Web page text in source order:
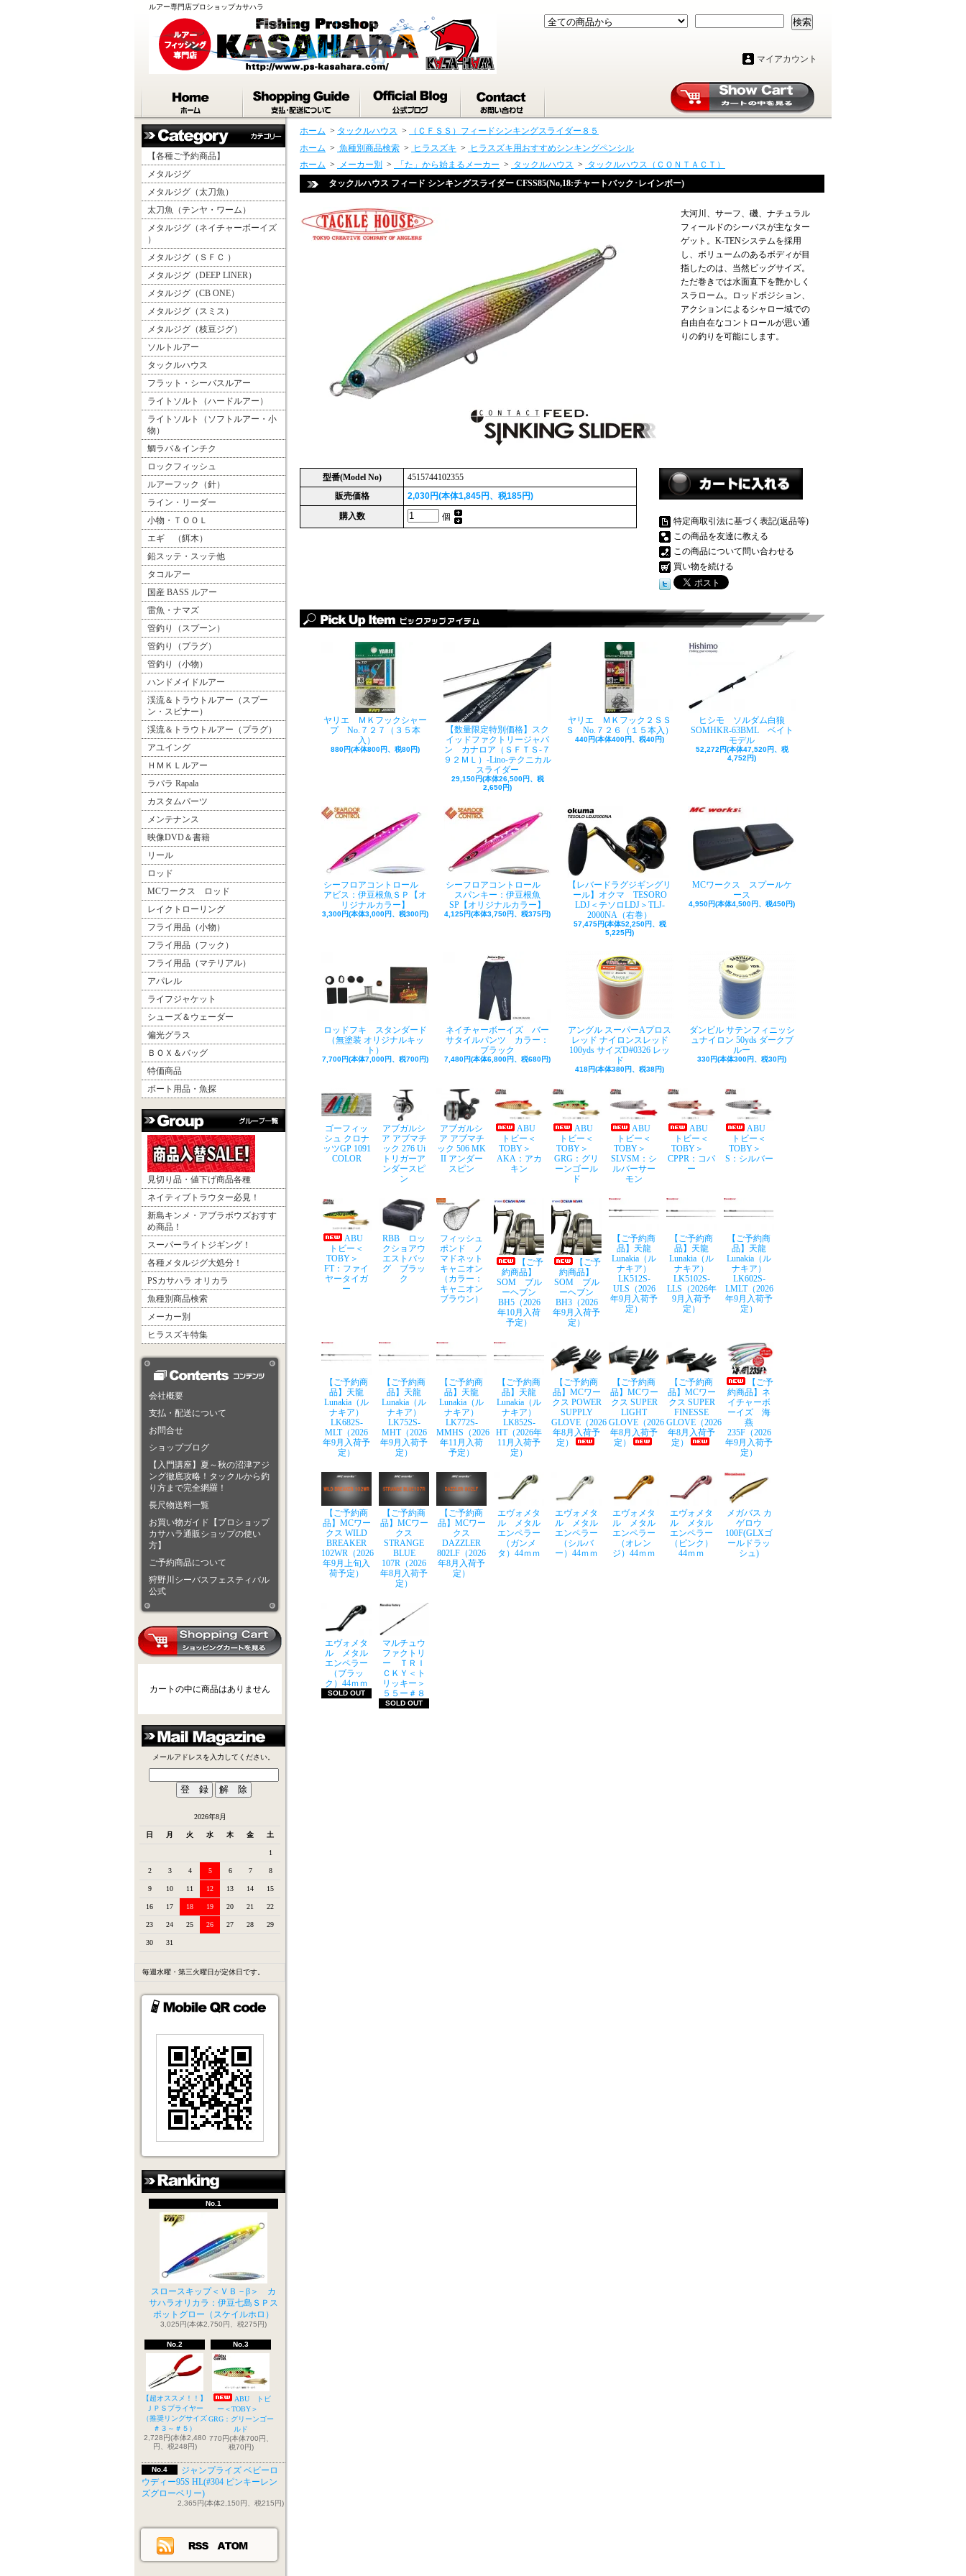
ルアー専門店プロショップカサハラ
検索
マイアカウント
【各種ご予約商品】
メタルジグ
メタルジグ（太刀魚）
太刀魚（テンヤ・ワーム）
メタルジグ（ネイチャーボーイズ
）
メタルジグ（ＳＦＣ ）
メタルジグ（DEEP LINER）
メタルジグ（CB ONE）
メタルジグ（スミス）
メタルジグ（枝豆ジグ）
ソルトルアー
タックルハウス
フラット・シーバスルアー
ライトソルト（ハードルアー）
ライトソルト（ソフトルアー・小
物）
鯛ラバ＆インチク
ロックフィッシュ
ルアーフック（針）
ライン・リーダー
小物・ＴＯＯＬ
エギ （餌木）
鉛スッテ・スッテ他
タコルアー
国産 BASS ルアー
雷魚・ナマズ
管釣り（スプーン）
管釣り（プラグ）
管釣り（小物）
ハンドメイドルアー
渓流＆トラウトルアー（スプー
ン・スピナー）
渓流＆トラウトルアー（プラグ）
アユイング
ＨＭＫＬルアー
ラパラ Rapala
カスタムパーツ
メンテナンス
映像DVD＆書籍
リール
ロッド
MCワークス ロッド
レイクトローリング
フライ用品（小物）
フライ用品（フック）
フライ用品（マテリアル）
アパレル
ライフジャケット
シューズ＆ウェーダー
偏光グラス
ＢＯＸ＆バッグ
特価商品
ボート用品・魚探
見切り品・値下げ商品各種
ネイティブトラウター必見！
新島キンメ・アブラボウズおすす
め商品！
スーパーライトジギング！
各種メタルジグ大処分！
PSカサハラ オリカラ
魚種別商品検索
メーカー別
ヒラスズキ特集
会社概要
支払・配送について
お問合せ
ショップブログ
【入門講座】夏～秋の沼津アジ
ング徹底攻略！タックルから釣
り方まで完全網羅！
長尺物送料一覧
お買い物ガイド【プロショップ
カサハラ通販ショップの使い
方】
ご予約商品について
狩野川シーバスフェスティバル
公式
カートの中に商品はありません
メールアドレスを入力してください。
2026年8月
日 月 火 水 木 金 土
1
2 3 4 5 6 7 8
9 10 11 12 13 14 15
16 17 18 19 20 21 22
23 24 25 26 27 28 29
30 31
毎週水曜・第三火曜日が定休日です。
No.1
スロースキップ＜ＶＢ－β＞ カ
サハラオリカラ：伊豆七島ＳＰス
ポットグロー（スケイルホロ）
3,025円(本体2,750円、税275円)
No.2
【超オススメ！！】
ＪＰＳプライヤー
（推奨リングサイズ
＃３～＃５）
2,728円(本体2,480
円、税248円)
No.3
ABU トビ
ー＜TOBY＞
GRG：グリーンゴー
ルド
770円(本体700円、
税70円)
No.4
ジャンプライズ ベビーロ
ウディー95S HL(#304 ピンキーレン
ズグローベリー)
2,365円(本体2,150円、税215円)
ホーム > タックルハウス >
（ＣＦＳＳ）フィードシンキングスライダー８５
ホーム > 魚種別商品検索 > ヒラスズキ >
ヒラスズキ用おすすめシンキングペンシル
ホーム > メーカー別 > 「た」から始まるメーカー > タックルハウス > タックルハウス（ＣＯＮＴＡＣＴ）
タックルハウス フィード シンキングスライダー CFSS85(No,18:チャートバック･レインボー)
大河川、サーフ、磯、ナチュラル
フィールドのシーバスが主なター
ゲット。K-TENシステムを採用
し、ボリュームのあるボディが目
指したのは、当然ビッグサイズ。
ただ巻きでは水面直下を艶かしく
スラローム。ロッドポジション、
アクションによるシャロー域での
自由自在なコントロールが思い通
りの釣りを可能にします。
型番(Model No)
4515744102355
販売価格
2,030円(本体1,845円、税185円)
購入数
個
特定商取引法に基づく表記(返品等)
この商品を友達に教える
この商品について問い合わせる
買い物を続ける
ヤリエ ＭＫフックシャー
プ No.７２７（３５本
入）
880円(本体800円、税80円)
【数量限定特別価格】スク
イッドファクトリージャパ
ン カナロア（ＳＦＴＳ-７
９２ＭＬ）-Lino-テクニカル
スライダー
29,150円(本体26,500円、税
2,650円)
ヤリエ ＭＫフック２ＳＳ
Ｓ No.７２６（１５本入）
440円(本体400円、税40円)
ヒシモ ソルダム白狼
SOMHKR-63BML ベイト
モデル
52,272円(本体47,520円、税
4,752円)
シーフロアコントロール
アビス：伊豆根魚ＳＰ【オ
リジナルカラー】
3,300円(本体3,000円、税300円)
シーフロアコントロール
スパンキー：伊豆根魚
SP【オリジナルカラー】
4,125円(本体3,750円、税375円)
【レバードラグジギングリ
ール】オクマ TESORO
LDJ＜テソロLDJ＞TLJ-
2000NA（右巻）
57,475円(本体52,250円、税
5,225円)
MCワークス スプールケ
ース
4,950円(本体4,500円、税450円)
ロッドフキ スタンダード
（無塗装 オリジナルキッ
ト）
7,700円(本体7,000円、税700円)
ネイチャーボーイズ バー
サタイルパンツ カラー：
ブラック
7,480円(本体6,800円、税680円)
アングル スーパーAプロス
レッド ナイロンスレッド
100yds サイズD#0326 レッ
ド
418円(本体380円、税38円)
ダンビル サテンフィニッシ
ュナイロン 50yds ダークブ
ルー
330円(本体300円、税30円)
ゴーフィッ
シュ クロナ
ッツGP 1091
COLOR
アブガルシ
ア アブマチ
ック 276 Ui
トリガーア
ンダースピ
ン
アブガルシ
ア アブマチ
ック 506 MK
II アンダー
スピン
ABU
トビー＜
TOBY＞
AKA：アカ
キン
ABU
トビー＜
TOBY＞
GRG：グリ
ーンゴール
ド
ABU
トビー＜
TOBY＞
SLVSM：シ
ルバーサー
モン
ABU
トビー＜
TOBY＞
CPPR：コパ
ー
ABU
トビー＜
TOBY＞
S：シルバー
ABU
トビー＜
TOBY＞
FT：ファイ
ヤータイガ
ー
RBB ロッ
クショアウ
エストバッ
グ ブラッ
ク
フィッシュ
ポンド ノ
マドネット
キャニオン
（カラー：
キャニオン
ブラウン）
【ご予
約商品】
SOM ブル
ーヘブン
BH5（2026
年10月入荷
予定）
【ご予
約商品】
SOM ブル
ーヘブン
BH3（2026
年9月入荷予
定）
【ご予約商
品】天龍
Lunakia（ル
ナキア）
LK512S-
ULS（2026
年9月入荷予
定）
【ご予約商
品】天龍
Lunakia（ル
ナキア）
LK5102S-
LLS（2026年
9月入荷予
定）
【ご予約商
品】天龍
Lunakia（ル
ナキア）
LK602S-
LMLT（2026
年9月入荷予
定）
【ご予約商
品】天龍
Lunakia（ル
ナキア）
LK682S-
MLT（2026
年9月入荷予
定）
【ご予約商
品】天龍
Lunakia（ル
ナキア）
LK752S-
MHT（2026
年9月入荷予
定）
【ご予約商
品】天龍
Lunakia（ル
ナキア）
LK772S-
MMHS（2026
年11月入荷
予定）
【ご予約商
品】天龍
Lunakia（ル
ナキア）
LK852S-
HT（2026年
11月入荷予
定）
【ご予約商
品】MCワー
クス POWER
SUPPLY
GLOVE（2026
年8月入荷予
定）
【ご予約商
品】MCワー
クス SUPER
LIGHT
GLOVE（2026
年8月入荷予
定）
【ご予約商
品】MCワー
クス SUPER
FINESSE
GLOVE（2026
年8月入荷予
定）
【ご予
約商品】ネ
イチャーボ
ーイズ 海
燕
235F（2026
年9月入荷予
定）
【ご予約商
品】MCワー
クス WILD
BREAKER
102WR（2026
年9月上旬入
荷予定）
【ご予約商
品】MCワー
クス
STRANGE
BLUE
107R（2026
年8月入荷予
定）
【ご予約商
品】MCワー
クス
DAZZLER
802LF（2026
年8月入荷予
定）
エヴォメタ
ル メタル
エンペラー
（ガンメ
タ）44ｍｍ
エヴォメタ
ル メタル
エンペラー
（シルバ
ー）44ｍｍ
エヴォメタ
ル メタル
エンペラー
（オレン
ジ）44ｍｍ
エヴォメタ
ル メタル
エンペラー
（ピンク）
44ｍｍ
メガバス カ
ゲロウ
100F(GLXゴ
ールドラッ
シュ)
エヴォメタ
ル メタル
エンペラー
（ブラッ
ク）44ｍｍ
SOLD OUT
マルチュウ
ファクトリ
ー ＴＲＩ
ＣＫＹ＜ト
リッキー＞
５５ー＃８
SOLD OUT